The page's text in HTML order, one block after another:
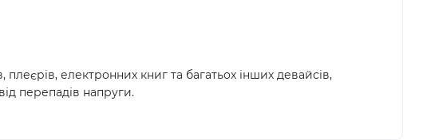
електронних книг та багатьох інших девайсів,
перепадів напруги.